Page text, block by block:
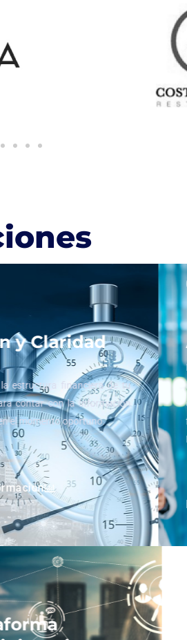
y Claridad
la estructura financiera de tu
contar con la información
el momento oportuno.